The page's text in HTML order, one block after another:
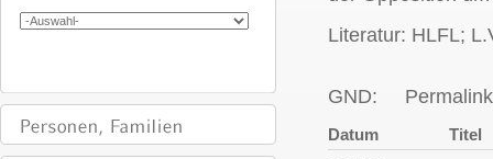
Literatur: HLFL;
GND:
Datum Titel